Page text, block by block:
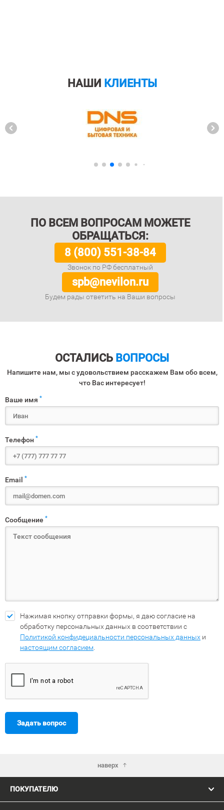
НАШИ КЛИЕНТЫ
ПО ВСЕМ ВОПРОСАМ МОЖЕТЕ
ОБРАЩАТЬСЯ:
8 (800) 551-38-84
Звонок по РФ бесплатный
spb@nevilon.ru
Будем рады ответить на Ваши вопросы
ОСТАЛИСЬ ВОПРОСЫ
Напишите нам, мы с удовольствием расскажем Вам обо всем,
что Вас интересует!
Ваше имя *
Телефон *
Email *
Сообщение *
Нажимая кнопку отправки формы, я даю согласие на
обработку персональных данных в соответствии с
Политикой конфидециальности персональных данных и
настоящим согласием
Задать вопрос
наверх
ПОКУПАТЕЛЮ